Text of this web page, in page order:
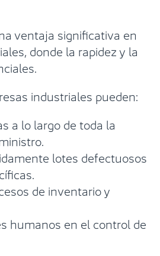
ventaja significativa en
donde la rapidez y la
industriales pueden:
a lo largo de toda la
lotes defectuosos
de inventario y
humanos en el control de